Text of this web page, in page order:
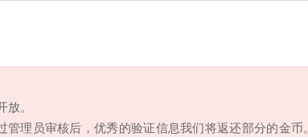
。
理员审核后，优秀的验证信息我们将返还部分的金币。